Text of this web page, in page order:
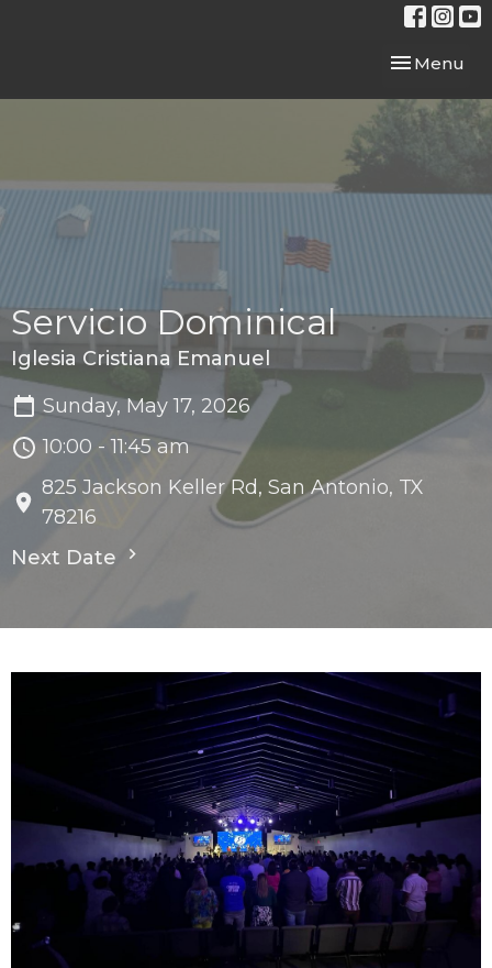
Toggle
Menu
Servicio Dominical
Iglesia Cristiana Emanuel
Sunday, May 17, 2026
10:00 - 11:45 am
825 Jackson Keller Rd, San Antonio, TX
78216
Next Date